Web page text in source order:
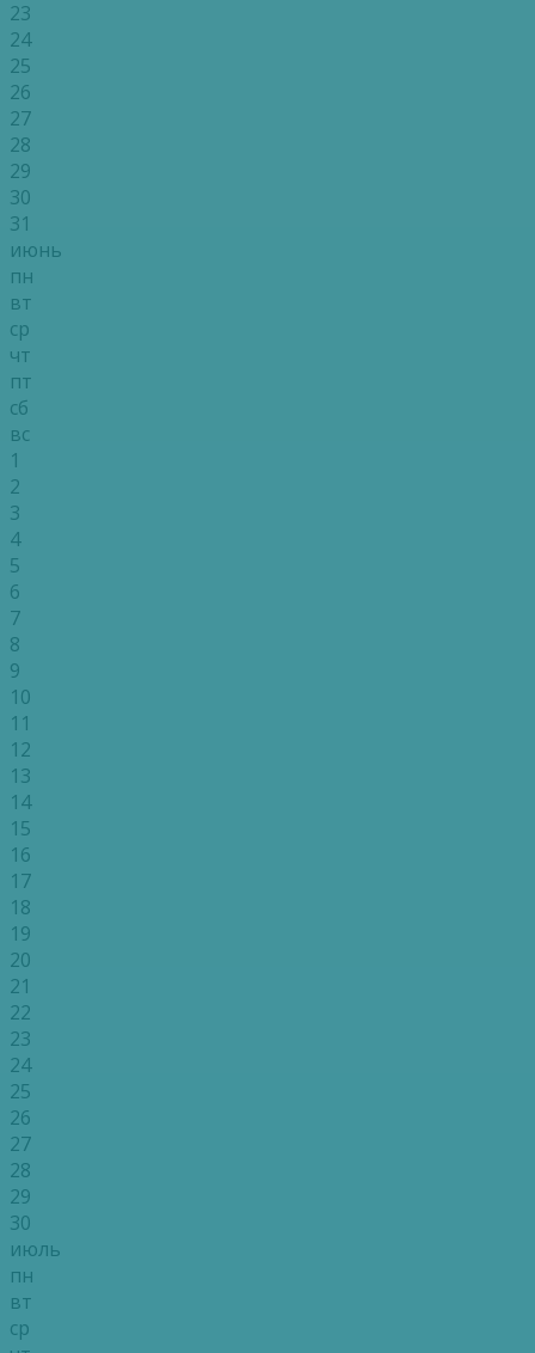
23
24
25
26
27
28
29
30
31
июнь
пн
вт
ср
чт
пт
сб
вс
1
2
3
4
5
6
7
8
9
10
11
12
13
14
15
16
17
18
19
20
21
22
23
24
25
26
27
28
29
30
июль
пн
вт
ср